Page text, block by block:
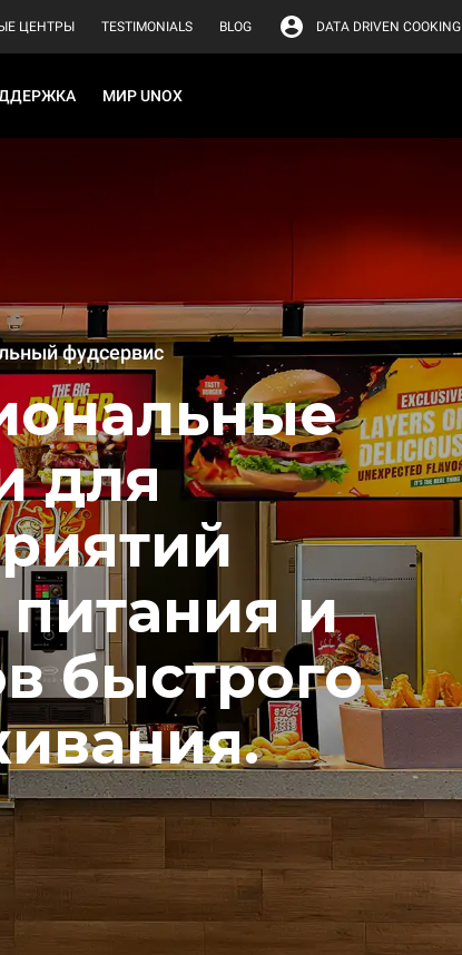
ЦЕНТРЫ TESTIMONIALS BLOG DATA DRIVEN COOKING
МИР UNOX
фудсервис
для
и
быстрого